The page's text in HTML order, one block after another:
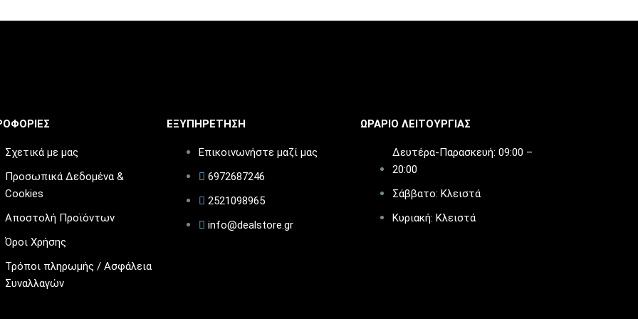
Σχετικά με μας
Προσωπικά Δεδομένα &
Cookies
Αποστολή Προϊόντων
Όροι Χρήσης
Τρόποι πληρωμής / Ασφάλεια
Συναλλαγών
ΕΞΥΠΗΡΕΤΗΣΗ
Επικοινωνήστε μαζί μας
6972687246
2521098965
info@dealstore.gr
ΩΡΑΡΙΟ ΛΕΙΤΟΥΡΓΙΑΣ​
Δευτέρα-Παρασκευή: 09:00 –
20:00
Σάββατο: Κλειστά
Κυριακή: Κλειστά